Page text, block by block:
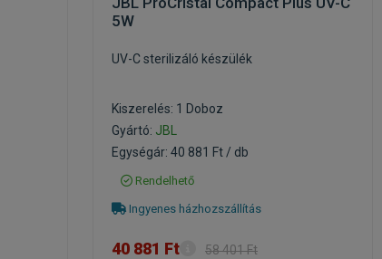
5W
UV-C sterilizáló készülék
Kiszerelés: 1 Doboz
Gyártó: JBL
Egységár: 40 881 Ft / db
Rendelhető
Ingyenes házhozszállítás
40 881 Ft 58 401 Ft